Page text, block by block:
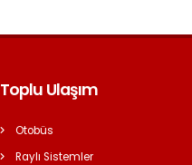
Toplu Ulaşım
Otobüs
Raylı Sistemler